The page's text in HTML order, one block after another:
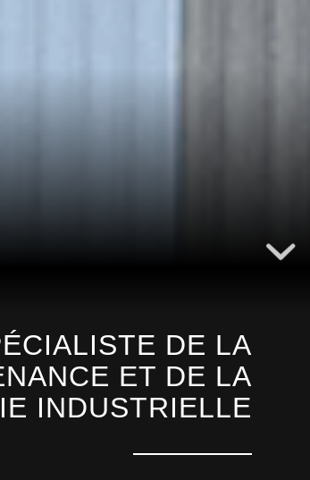
DE LA
ET DE LA
INDUSTRIELLE